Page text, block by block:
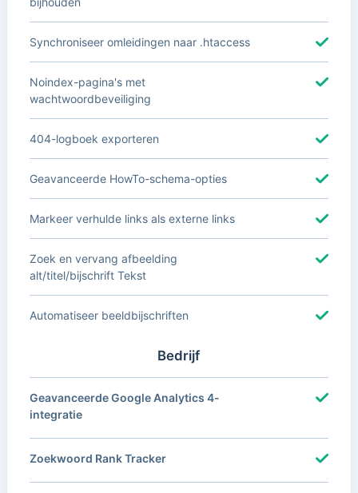
Synchroniseer omleidingen naar .htaccess
Noindex-pagina's met
wachtwoordbeveiliging
404-logboek exporteren
Geavanceerde HowTo-schema-opties
Markeer verhulde links als externe links
Zoek en vervang afbeelding
alt/titel/bijschrift Tekst
Automatiseer beeldbijschriften
Bedrijf
Geavanceerde Google Analytics 4-
integratie
Zoekwoord Rank Tracker